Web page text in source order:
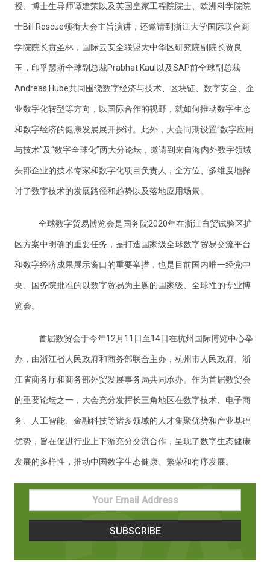
授、博士生导师谭建荣以及英国皇家工程院院士、欧洲科学院院
士Bill Roscue领衔大会主旨演讲，还邀请到浙江大学国际联合商
学院院长贲圣林，国际云安全联盟大中华区研究院副院长贾良
玉，印孚瑟斯全球副总裁Prabhat Kaul以及SAP前全球副总裁
Andreas Hube共同围绕数字经济与技术、区块链、数字安全、企
业数字化转型等方向，以国际合作的视野，就如何推动数字生态
和数字经济的健康发展展开探讨。此外，大会同期设置“数字应用
与技术”及“数字全球化”两大分论坛，邀请到来自海内外数字领域
头部企业的技术专家和数字化项目负责人，全方位、多维度地探
讨了数字技术的发展路径和趋势以及落地应用场景。
全球数字贸易博览会是国务院2020年在浙江自贸试验区扩
区方案中明确的重要任务，是打造国家级全球数字贸易交流平台
和数字经济成果展示窗口的重要举措，也是目前国内唯一经党中
央、国务院批准的以数字贸易为主题的国家级、全球性的专业博
览会。
首届数贸会于今年12月11日至14日在杭州国际博览中心举
办，由浙江省人民政府和商务部联合主办，杭州市人民政府、浙
江省商务厅和商务部外贸发展事务局共同承办。作为首届数贸会
的重要论坛之一，大会充分发挥长三角地区在数字技术、电子商
务、人工智能、金融科技等诸多领域的人才集聚优势和产业基础
优势，旨在促进行业上下游充分交流合作，呈现了数字生态健康
发展的多样性，推动中国数字生态健康、繁荣和有序发展。